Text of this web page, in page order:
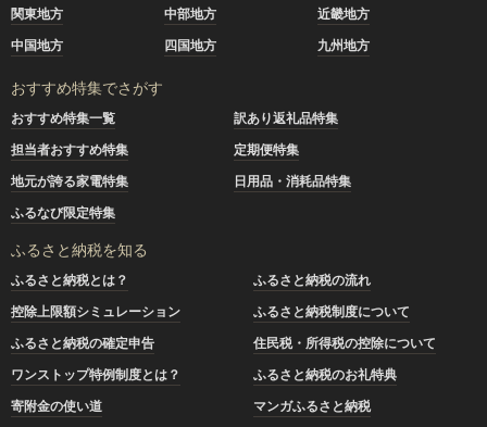
関東地方
中部地方
近畿地方
中国地方
四国地方 九州地方
おすすめ特集でさがす
おすすめ特集一覧
訳あり返礼品特集
担当者おすすめ特集
定期便特集
地元が誇る家電特集
日用品・消耗品特集
ふるなび限定特集
ふるさと納税を知る
ふるさと納税とは？
ふるさと納税の流れ
控除上限額シミュレーション
ふるさと納税制度について
ふるさと納税の確定申告
住民税・所得税の控除について
ワンストップ特例制度とは？
ふるさと納税のお礼特典
寄附金の使い道
マンガふるさと納税